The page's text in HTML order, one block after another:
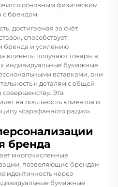
основным физическим
с брендом.
достигаемая за счёт
способствует
бренда и усилению
клиенты получают товары в
индивидуальные бумажные
вставками, они
к деталям с общей
Эта
на лояльность клиентов и
«сарафанного радио».
бренда
многочисленные
позволяющие брендам
идентичность через
бумажные